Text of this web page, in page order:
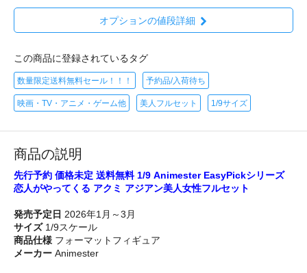
オプションの値段詳細
この商品に登録されているタグ
数量限定送料無料セール！！！ 予約品/入荷待ち
映画・TV・アニメ・ゲーム他 美人フルセット 1/9サイズ
商品の説明
先行予約 価格未定 送料無料 1/9 Animester EasyPickシリーズ
恋人がやってくる アクミ アジアン美人女性フルセット
発売予定日 2026年1月～3月
サイズ1/9スケール
商品仕様 フォーマットフィギュア
メーカー Animester